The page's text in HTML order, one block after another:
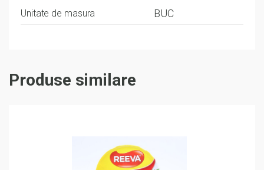
Unitate de masura BUC
Produse similare